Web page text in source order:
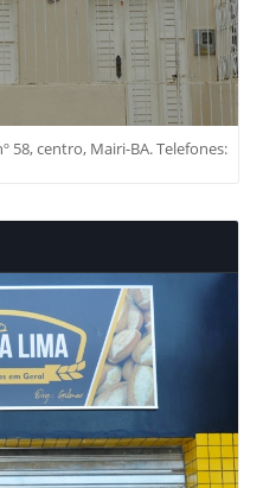
58, centro, Mairi-BA. Telefones: